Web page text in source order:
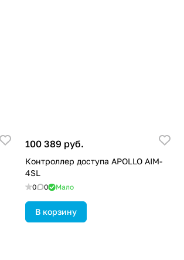
100 389 руб.
Контроллер доступа APOLLO AIM-
4SL
0 0 Мало
В корзину